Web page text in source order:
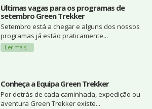
Últimas vagas para os programas de
setembro Green Trekker
Setembro está a chegar e alguns dos nossos
programas já estão praticamente...
Ler mais...
Conheça a Equipa Green Trekker
Por detrás de cada caminhada, expedição ou
aventura Green Trekker existe...